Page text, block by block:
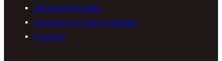
Betaalmethodes
Verzend- en retourbeleid
Contact